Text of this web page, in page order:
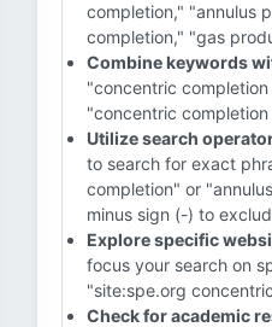
completion," "annulus
completion," "gas
Combine keywords
"concentric
"concentric
Utilize search
to search for exact
completion" or
minus sign (-) to
Explore specific
focus your search on
"site:spe.org
Check for academic